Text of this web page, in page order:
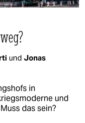
und Jonas
in
und
das sein?